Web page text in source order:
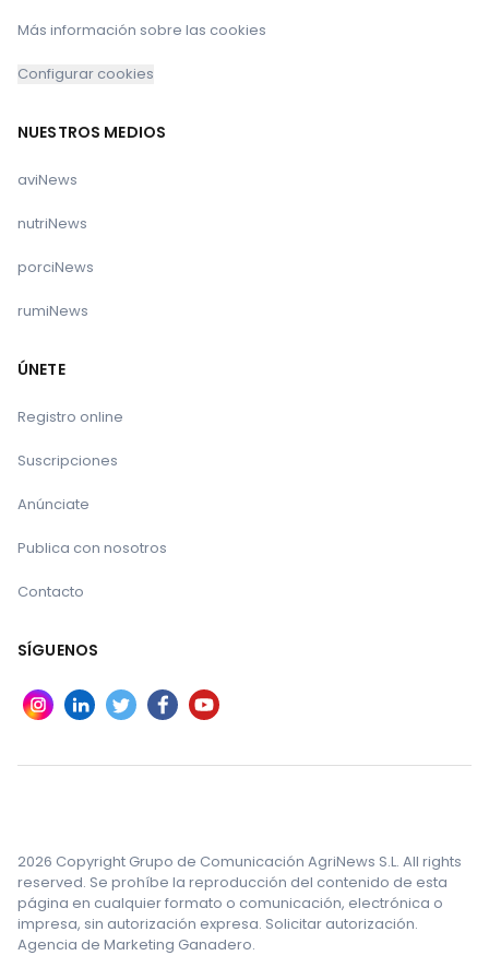
Más información sobre las cookies
Configurar cookies
NUESTROS MEDIOS
aviNews
nutriNews
porciNews
rumiNews
ÚNETE
Registro online
Suscripciones
Anúnciate
Publica con nosotros
Contacto
SÍGUENOS
2026 Copyright Grupo de Comunicación AgriNews S.L. All rights
reserved. Se prohíbe la reproducción del contenido de esta
página en cualquier formato o comunicación, electrónica o
impresa, sin autorización expresa. Solicitar autorización.
Agencia de Marketing Ganadero.